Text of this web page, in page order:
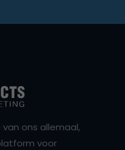
ons allemaal,
voor